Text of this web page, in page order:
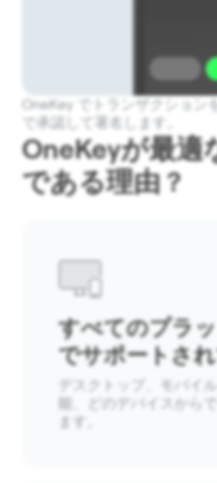
OneKey でトランザクション
で承認して署名します。
OneKeyが最適
である理由 ?
すべてのプラ
でサポートさ
デスクトップ、モバイ
能、どのデバイスから
ます。